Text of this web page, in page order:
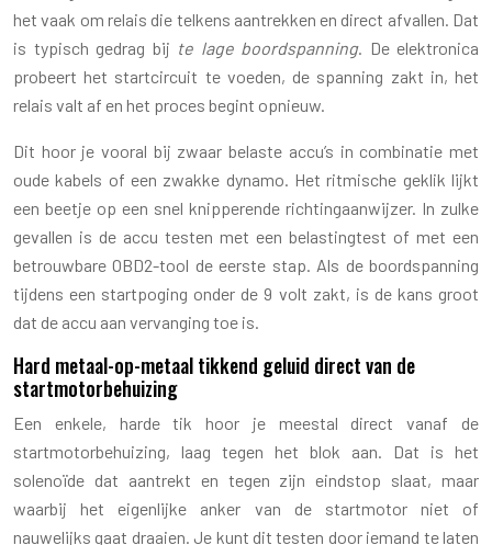
het vaak om relais die telkens aantrekken en direct afvallen. Dat
is typisch gedrag bij te lage boordspanning. De elektronica
probeert het startcircuit te voeden, de spanning zakt in, het
relais valt af en het proces begint opnieuw.
Dit hoor je vooral bij zwaar belaste accu’s in combinatie met
oude kabels of een zwakke dynamo. Het ritmische geklik lijkt
een beetje op een snel knipperende richtingaanwijzer. In zulke
gevallen is de accu testen met een belastingtest of met een
betrouwbare OBD2-tool de eerste stap. Als de boordspanning
tijdens een startpoging onder de 9 volt zakt, is de kans groot
dat de accu aan vervanging toe is.
Hard metaal-op-metaal tikkend geluid direct van de
startmotorbehuizing
Een enkele, harde tik hoor je meestal direct vanaf de
startmotorbehuizing, laag tegen het blok aan. Dat is het
solenoïde dat aantrekt en tegen zijn eindstop slaat, maar
waarbij het eigenlijke anker van de startmotor niet of
nauwelijks gaat draaien. Je kunt dit testen door iemand te laten